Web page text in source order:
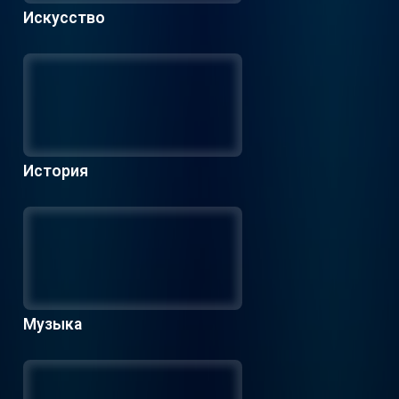
Искусство
История
Музыка